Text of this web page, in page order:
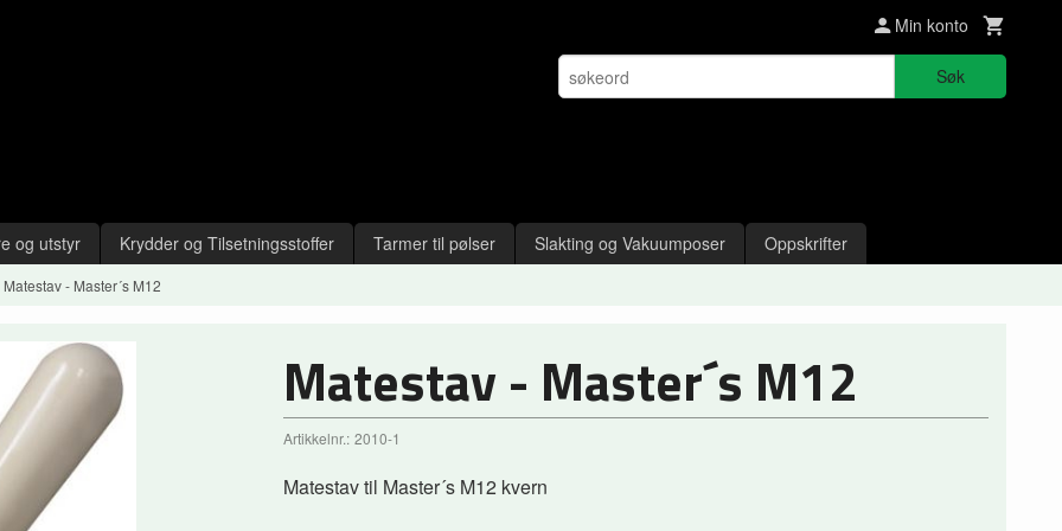
Min konto
Søk
og utstyr Krydder og Tilsetningsstoffer Tarmer til pølser Slakting og Vakuumposer Oppskrifter
Matestav - Master´s M12
Matestav - Master´s M12
Artikkelnr.: 2010-1
Matestav til Master´s M12 kvern